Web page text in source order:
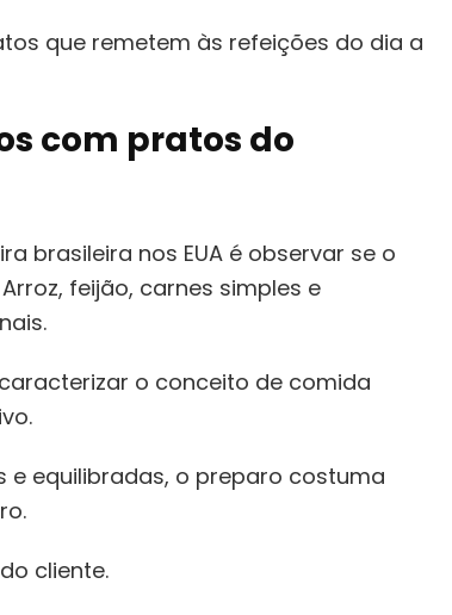
que remetem às refeições do dia a
com pratos do
brasileira nos EUA é observar se o
feijão, carnes simples e
o conceito de comida
equilibradas, o preparo costuma
cliente.